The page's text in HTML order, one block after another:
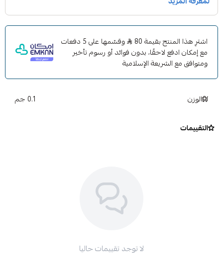
اشترِ هذا المنتج بقيمة 80
وقسّمها على 5 دفعات
مع إمكان ادفع لاحقًا، بدون فوائد أو رسوم تأخير
ومتوافق مع الشريعة الإسلامية
الوزن 0.1 جم
التقييمات
لا توجد تقييمات حاليا